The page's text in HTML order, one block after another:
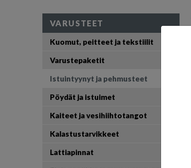
VARUSTEET
Kuomut, peitteet ja tekstiilit
Varustepaketit
Istuintyynyt ja pehmusteet
Pöydät ja istuimet
Kaiteet ja vesihiihtotangot
Kalastustarvikkeet
Lattiapinnat